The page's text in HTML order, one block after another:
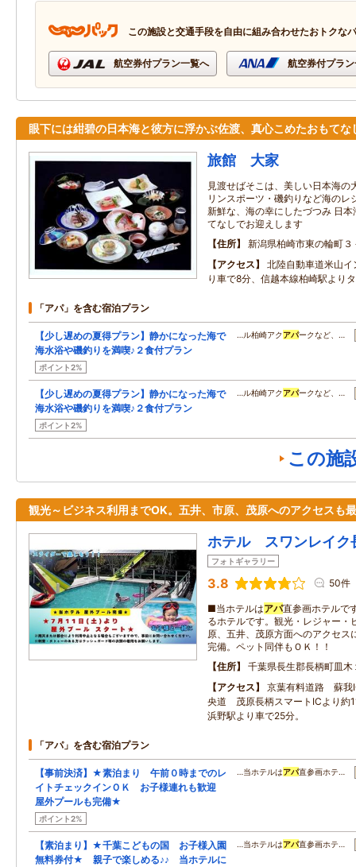
この施設と交通手段を自由に組み合わせたおトクな
航空券付プラン一覧へ 航空券付プラ
眼下には紺碧の日本海と彼方に浮かぶ佐渡、真心こめたおもてな
旅館 大家
見渡せばそこは、美しい日本海の
リンスポーツ・磯釣りなど海のレ
新鮮な、海の幸にしたづつみ 日
てなしでお迎えします
住所
新潟県柏崎市東の輪町３
アクセス
北陸自動車道米山
り車で8分、信越本線柏崎駅より
「アパ」を含む宿泊プラン
【少し遅めの夏得プラン】静かになった海で
海水浴や磯釣りを満喫♪２食付プラン
ポイント2%
…ル柏崎アクアパークなど、…
【少し遅めの夏得プラン】静かになった海で
海水浴や磯釣りを満喫♪２食付プラン
ポイント2%
…ル柏崎アクアパークなど、…
この施
観光～ビジネス利用までOK。五井、市原、茂原へのアクセスも
ホテル スワンレイク
フォトギャラリー
3.8 50件
■当ホテルはアパ直参画ホテル
るホテルです。観光・レジャー・
原、五井、茂原方面へのアクセス
完備。ペット同伴もＯＫ！！
住所
千葉県長生郡長柄町皿木
アクセス
京葉有料道路 蘇我
央道 茂原長柄スマートICより
浜野駅より車で25分。
「アパ」を含む宿泊プラン
【事前決済】★素泊まり 午前０時までのレ
イトチェックインＯＫ お子様連れも歓迎
屋外プールも完備★
ポイント2%
…当ホテルはアパ直参画ホテ…
【素泊まり】★千葉こどもの国 お子様入園
無料券付★ 親子で楽しめる♪♪ 当ホテルに
…当ホテルはアパ直参画ホテ…